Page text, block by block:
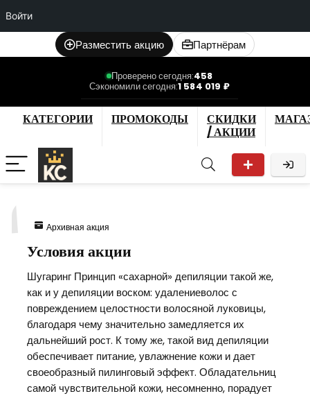
Войти
Разместить акцию Партнёрам
Проверено сегодня:458
Сэкономили сегодня:1 584 019 ₽
КАТЕГОРИИ ПРОМОКОДЫ
СКИДКИ
/ АКЦИИ
Архивная акция
Условия акции
Шугаринг Принцип «сахарной» депиляции такой же,
как и у депиляции воском: удалениеволос с
повреждением целостности волосяной луковицы,
благодаря чему значительно замедляется их
дальнейший рост. К тому же, такой вид депиляции
обеспечивает питание, увлажнение кожи и дает
своеобразный пилинговый эффект. Обладательниц
самой чувствительной кожи, несомненно, порадует